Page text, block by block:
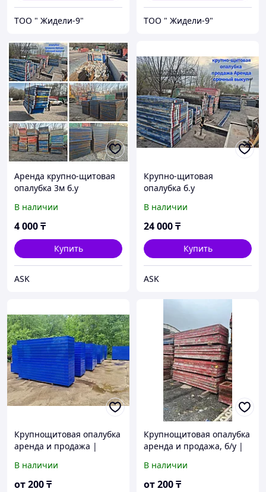
ТОО " Жидели-9" ТОО " Жидели-9"
Аренда крупно-щитовая
опалубка 3м б.у
В наличии
4 000₸
Купить
ASK
Крупно-щитовая
опалубка б.у
В наличии
24 000₸
Купить
ASK
Крупнощитовая опалубка
аренда и продажа |
В наличии
от200₸
Крупнощитовая опалубка
аренда и продажа, б/у |
В наличии
от200₸